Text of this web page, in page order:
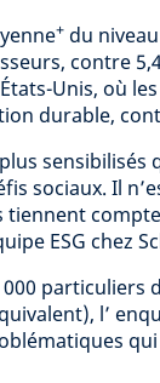
+ du
contre
Unis, où
durable,
sensibilisés
sociaux. Il
compte
ESG chez
particuliers
l’